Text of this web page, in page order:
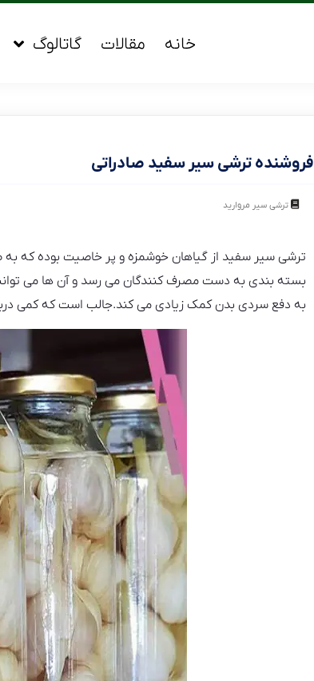
خانه مقالات گاتالوگ
فروشنده ترشی سیر سفید صادراتی
ترشی سیر مروارید
ترشی سیر سفید از گیاهان خوشمزه و پر خاصیت بوده
بسته بندی به دست مصرف کنندگان می رسد و آن ها می
به دفع سردی بدن کمک زیادی می کند.جالب است که کمی